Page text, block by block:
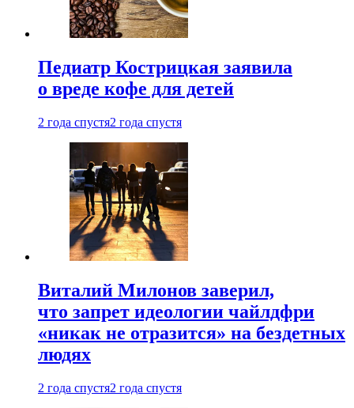
Педиатр Кострицкая заявила
о вреде кофе для детей
2 года спустя2 года спустя
Виталий Милонов заверил,
что запрет идеологии чайлдфри
«никак не отразится» на бездетных
людях
2 года спустя2 года спустя